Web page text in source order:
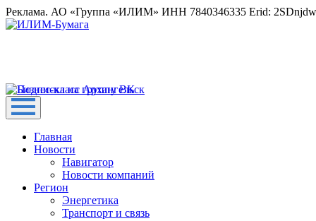
Реклама. АО «Группа «ИЛИМ» ИНН 7840346335 Erid:
Главная
Новости
Навигатор
Новости компаний
Регион
Энергетика
Транспорт и связь